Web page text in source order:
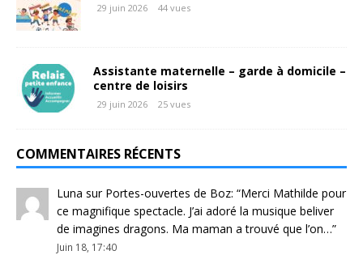
29 juin 2026 44 vues
Assistante maternelle – garde à domicile –
centre de loisirs
29 juin 2026 25 vues
COMMENTAIRES RÉCENTS
Luna sur Portes-ouvertes de Boz: “Merci Mathilde pour
ce magnifique spectacle. J’ai adoré la musique beliver
de imagines dragons. Ma maman a trouvé que l’on…”
Juin 18, 17:40